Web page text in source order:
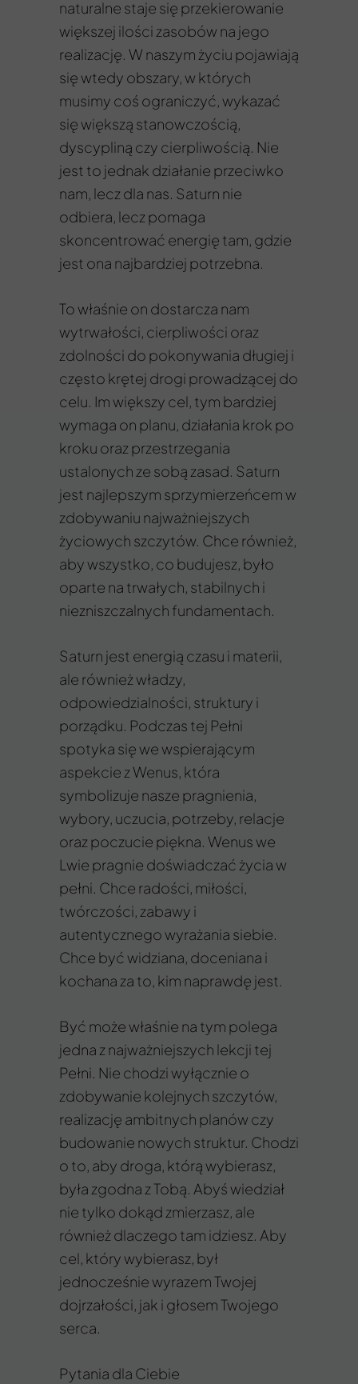
naturalne staje się przekierowanie
większej ilości zasobów na jego
realizację. W naszym życiu pojawiają
się wtedy obszary, w których
musimy coś ograniczyć, wykazać
się większą stanowczością,
dyscypliną czy cierpliwością. Nie
jest to jednak działanie przeciwko
nam, lecz dla nas. Saturn nie
odbiera, lecz pomaga
skoncentrować energię tam, gdzie
jest ona najbardziej potrzebna.
To właśnie on dostarcza nam
wytrwałości, cierpliwości oraz
zdolności do pokonywania długiej i
często krętej drogi prowadzącej do
celu. Im większy cel, tym bardziej
wymaga on planu, działania krok po
kroku oraz przestrzegania
ustalonych ze sobą zasad. Saturn
jest najlepszym sprzymierzeńcem w
zdobywaniu najważniejszych
życiowych szczytów. Chce również,
aby wszystko, co budujesz, było
oparte na trwałych, stabilnych i
niezniszczalnych fundamentach.
Saturn jest energią czasu i materii,
ale również władzy,
odpowiedzialności, struktury i
porządku. Podczas tej Pełni
spotyka się we wspierającym
aspekcie z Wenus, która
symbolizuje nasze pragnienia,
wybory, uczucia, potrzeby, relacje
oraz poczucie piękna. Wenus we
Lwie pragnie doświadczać życia w
pełni. Chce radości, miłości,
twórczości, zabawy i
autentycznego wyrażania siebie.
Chce być widziana, doceniana i
kochana za to, kim naprawdę jest.
Być może właśnie na tym polega
jedna z najważniejszych lekcji tej
Pełni. Nie chodzi wyłącznie o
zdobywanie kolejnych szczytów,
realizację ambitnych planów czy
budowanie nowych struktur. Chodzi
o to, aby droga, którą wybierasz,
była zgodna z Tobą. Abyś wiedział
nie tylko dokąd zmierzasz, ale
również dlaczego tam idziesz. Aby
cel, który wybierasz, był
jednocześnie wyrazem Twojej
dojrzałości, jak i głosem Twojego
serca.
Pytania dla Ciebie